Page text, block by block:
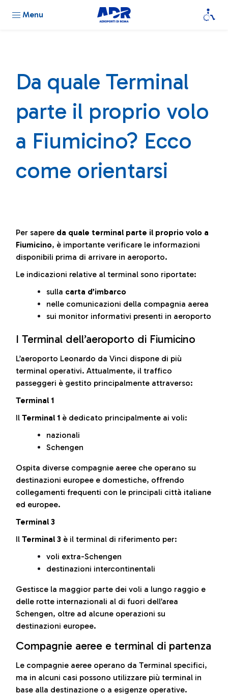
Menu
Da quale Terminal
parte il proprio volo
a Fiumicino? Ecco
come orientarsi
Per sapere da quale terminal parte il proprio volo a
Fiumicino, è importante verificare le informazioni
disponibili prima di arrivare in aeroporto.
Le indicazioni relative al terminal sono riportate:
sulla carta d’imbarco
nelle comunicazioni della compagnia aerea
sui monitor informativi presenti in aeroporto
I Terminal dell’aeroporto di Fiumicino
L’aeroporto Leonardo da Vinci dispone di più
terminal operativi. Attualmente, il traffico
passeggeri è gestito principalmente attraverso:
Terminal 1
Il Terminal 1 è dedicato principalmente ai voli:
nazionali
Schengen
Ospita diverse compagnie aeree che operano su
destinazioni europee e domestiche, offrendo
collegamenti frequenti con le principali città italiane
ed europee.
Terminal 3
Il Terminal 3 è il terminal di riferimento per:
voli extra-Schengen
destinazioni intercontinentali
Gestisce la maggior parte dei voli a lungo raggio e
delle rotte internazionali al di fuori dell’area
Schengen, oltre ad alcune operazioni su
destinazioni europee.
Compagnie aeree e terminal di partenza
Le compagnie aeree operano da Terminal specifici,
ma in alcuni casi possono utilizzare più terminal in
base alla destinazione o a esigenze operative.